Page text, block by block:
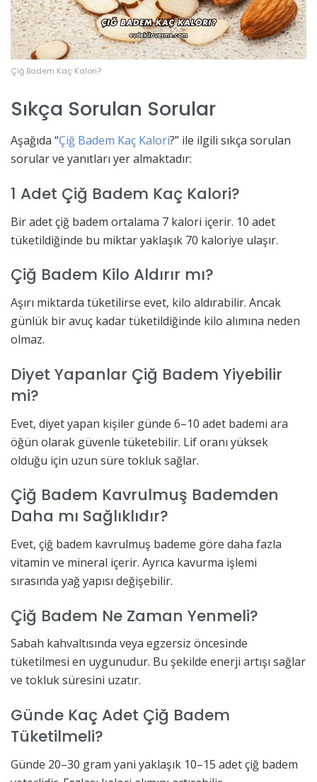
Çiğ Badem Kaç Kalori?
Sıkça Sorulan Sorular
Aşağıda “Çiğ Badem Kaç Kalori?” ile ilgili sıkça sorulan
sorular ve yanıtları yer almaktadır:
1 Adet Çiğ Badem Kaç Kalori?
Bir adet çiğ badem ortalama 7 kalori içerir. 10 adet
tüketildiğinde bu miktar yaklaşık 70 kaloriye ulaşır.
Çiğ Badem Kilo Aldırır mı?
Aşırı miktarda tüketilirse evet, kilo aldırabilir. Ancak
günlük bir avuç kadar tüketildiğinde kilo alımına neden
olmaz.
Diyet Yapanlar Çiğ Badem Yiyebilir
mi?
Evet, diyet yapan kişiler günde 6–10 adet bademi ara
öğün olarak güvenle tüketebilir. Lif oranı yüksek
olduğu için uzun süre tokluk sağlar.
Çiğ Badem Kavrulmuş Bademden
Daha mı Sağlıklıdır?
Evet, çiğ badem kavrulmuş bademe göre daha fazla
vitamin ve mineral içerir. Ayrıca kavurma işlemi
sırasında yağ yapısı değişebilir.
Çiğ Badem Ne Zaman Yenmeli?
Sabah kahvaltısında veya egzersiz öncesinde
tüketilmesi en uygunudur. Bu şekilde enerji artışı sağlar
ve tokluk süresini uzatır.
Günde Kaç Adet Çiğ Badem
Tüketilmeli?
Günde 20–30 gram yani yaklaşık 10–15 adet çiğ badem